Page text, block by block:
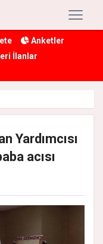
Anketler
İlanlar
Yardımcısı
acısı